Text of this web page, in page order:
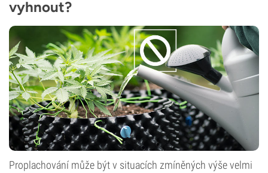
vyhnout?
Proplachování může být v situacích zmíněných výše velmi